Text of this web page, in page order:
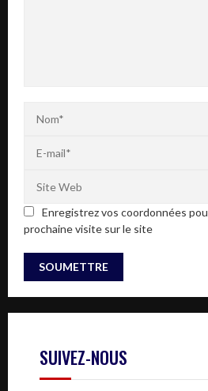
Enregistrez vos coordonnées
prochaine visite sur le site
SUIVEZ-NOUS